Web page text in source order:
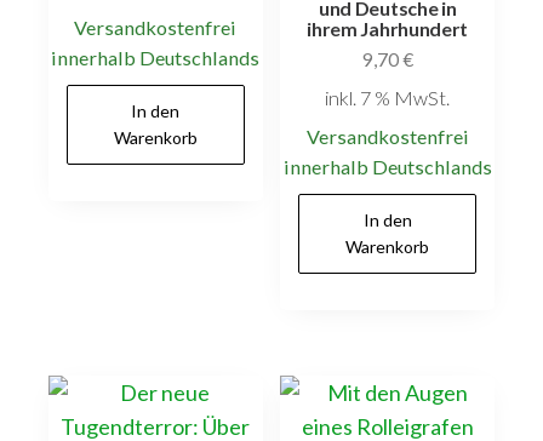
Versandkostenfrei
innerhalb Deutschlands
In den
Warenkorb
und Deutsche in
ihrem Jahrhundert
9,70€
inkl. 7 % MwSt.
Versandkostenfrei
innerhalb Deutschlands
In den
Warenkorb